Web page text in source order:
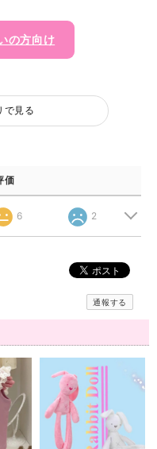
の方向け
で見る
価
6 2
通報する